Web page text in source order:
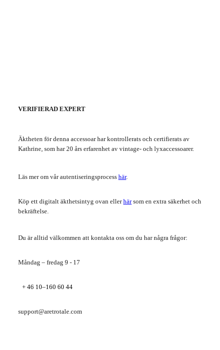
VERIFIERAD EXPERT
Äktheten för denna accessoar har kontrollerats och certifierats av
Kathrine, som har 20 års erfarenhet av vintage- och lyxaccessoarer.
Läs mer om vår autentiseringsprocess här.
Köp ett digitalt äkthetsintyg ovan ellerhärsom en extra säkerhet och
bekräftelse.
Du är alltid välkommen att kontakta oss om du har några frågor:
Måndag – fredag ​​9 - 17
+ 46 10–160 60 44
support@aretrotale.com